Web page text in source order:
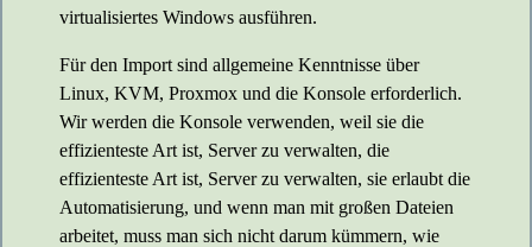
virtualisiertes Windows ausführen.
Für den Import sind allgemeine Kenntnisse über
Linux, KVM, Proxmox und die Konsole erforderlich.
Wir werden die Konsole verwenden, weil sie die
effizienteste Art ist, Server zu verwalten, die
effizienteste Art ist, Server zu verwalten, sie erlaubt die
Automatisierung, und wenn man mit großen Dateien
arbeitet, muss man sich nicht darum kümmern, wie